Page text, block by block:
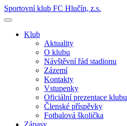
Sportovní klub FC Hlučín, z.s.
Klub
Aktuality
O klubu
Návštěvní řád stadionu
Zázemí
Kontakty
Vstupenky
Oficiální prezentace klubu
Členské příspěvky
Fotbalová školička
Zápasy